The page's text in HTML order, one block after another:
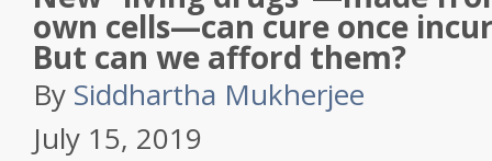
own cells—can cure once
But can we afford them?
By Siddhartha Mukherjee
July 15, 2019